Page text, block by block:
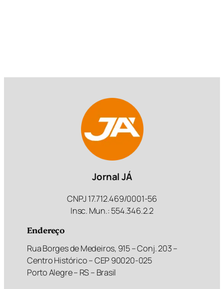
Jornal JÁ
CNPJ 17.712.469/0001-56
Insc. Mun.: 554.346.2.2
Endereço
Rua Borges de Medeiros, 915 – Conj. 203 –
Centro Histórico – CEP 90020-025
Porto Alegre – RS – Brasil